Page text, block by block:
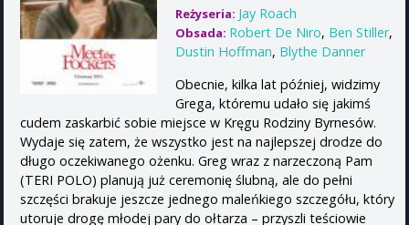
Reżyseria: Jay Roach
Obsada: Robert De Niro, Ben Stiller,
Dustin Hoffman, Blythe Danner
Obecnie, kilka lat później, widzimy
Grega, któremu udało się jakimś
cudem zaskarbić sobie miejsce w Kręgu Rodziny Byrnesów.
Wydaje się zatem, że wszystko jest na najlepszej drodze do
długo oczekiwanego ożenku. Greg wraz z narzeczoną Pam
(TERI POLO) planują już ceremonię ślubną, ale do pełni
szczęści brakuje jeszcze jednego maleńkiego szczegółu, który
utoruje drogę młodej pary do ołtarza – przyszli teściowie